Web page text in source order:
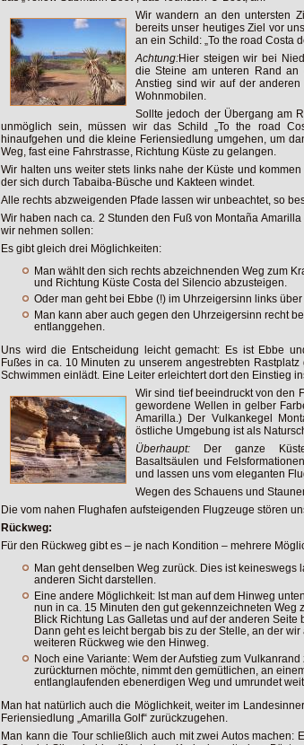
Wir wandern an den untersten
bereits unser heutiges Ziel vor
an ein Schild: „To the road Costa
Achtung:Hier steigen wir bei
die Steine am unteren Rand an
Anstieg sind wir auf der
Wohnmobilen.
Sollte jedoch der Übergang am
unmöglich sein, müssen wir das Schild „To the road
hinaufgehen und die kleine Feriensiedlung umgehen, um
Weg, fast eine Fahrstrasse, Richtung Küste zu gelangen.
Wir halten uns weiter stets links nahe der Küste und
der sich durch Tabaiba-Büsche und Kakteen windet.
Alle rechts abzweigenden Pfade lassen wir unbeachtet, so
Wir haben nach ca. 2 Stunden den Fuß von Montaña
wir nehmen sollen:
Es gibt gleich drei Möglichkeiten:
Man wählt den sich rechts abzeichnenden Weg zum
und Richtung Küste Costa del Silencio abzusteigen.
Oder man geht bei Ebbe (!) im Uhrzeigersinn links
Man kann aber auch gegen den Uhrzeigersinn recht
entlanggehen.
Uns wird die Entscheidung leicht gemacht: Es ist Ebbe
Fußes in ca. 10 Minuten zu unserem angestrebten
Schwimmen einlädt. Eine Leiter erleichtert dort den Einstieg
Wir sind tief beeindruckt von den
gewordene Wellen in gelber
Amarilla.) Der Vulkankegel
östliche Umgebung ist als
Überhaupt: Der ganze
Basaltsäulen und
und lassen uns vom eleganten
Wegen des Schauens und
Die vom nahen Flughafen aufsteigenden Flugzeuge stören
Rückweg:
Für den Rückweg gibt es – je nach Kondition – mehrere
Man geht denselben Weg zurück. Dies ist
anderen Sicht darstellen.
Eine andere Möglichkeit: Ist man auf dem Hinweg
nun in ca. 15 Minuten den gut gekennzeichneten Weg
Blick Richtung Las Galletas und auf der anderen Seite
Dann geht es leicht bergab bis zu der Stelle, an der
weiteren Rückweg wie den Hinweg.
Noch eine Variante: Wem der Aufstieg zum
zurückturnen möchte, nimmt den gemütlichen, an
entlanglaufenden ebenerdigen Weg und umrundet
Man hat natürlich auch die Möglichkeit, weiter im
Feriensiedlung „Amarilla Golf“ zurückzugehen.
Man kann die Tour schließlich auch mit zwei Autos machen: